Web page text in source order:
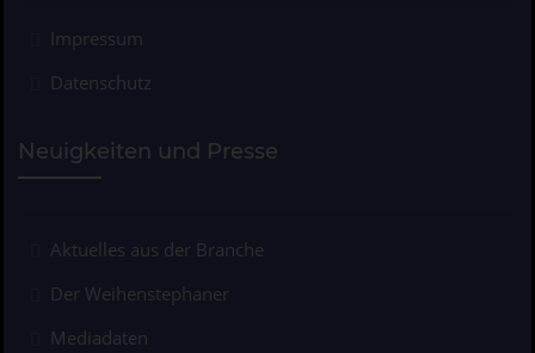
Impressum
Datenschutz
Neuigkeiten und Presse
Aktuelles aus der Branche
Der Weihenstephaner
Mediadaten